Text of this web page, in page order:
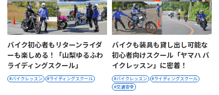
バイク初心者もリターンライダ
ーも楽しめる！「山梨ゆるふわ
ライディングスクール」
バイクレッスン ライディングスクール
バイクも装具も貸し出し可能な
初心者向けスクール「ヤマハ バ
イクレッスン」に密着！
バイクレッスン
ライディングスクール
交通安全